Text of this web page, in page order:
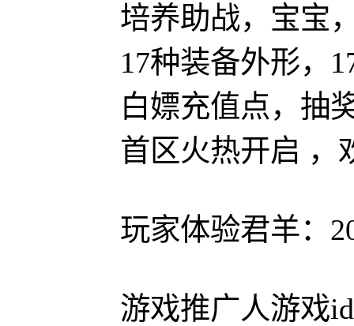
培养助战，宝宝
17种装备外形，
白嫖充值点，抽
首区火热开启 ，
玩家体验君羊：
游戏推广人游